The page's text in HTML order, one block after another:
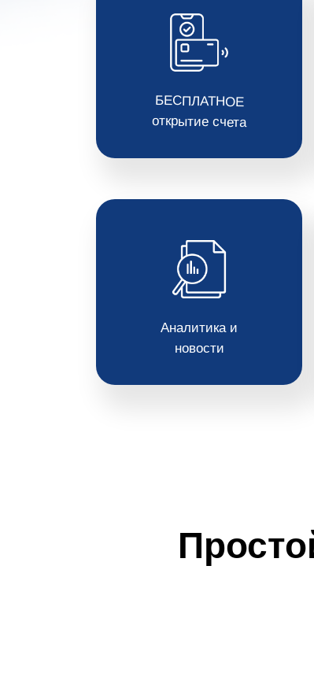
Аналитика и
новости
БЕСПЛАТНОЕ
открытие счета